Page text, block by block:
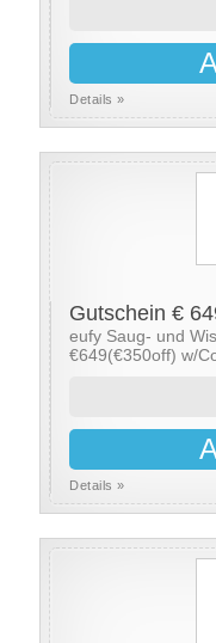
Details »
Gutschein €
eufy Saug- und
€649(€350off) w/
Details »